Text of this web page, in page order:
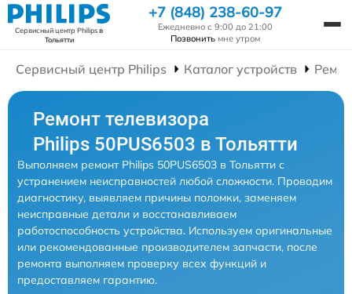
Сервисный центр Philipsв
Тольятти
+7 (848) 238-60-97
Ежедневно с 9:00 до 21:00
Позвонить мне утром
Сервисный центр Philips Каталог устройств
Ремонт телевизора
Philips 50PUS6503 в Тольятти
Выполняем ремонт Philips 50PUS6503 в Тольятти с
устранением неисправностей любой сложности. Проводим
диагностику, выявляем причины поломки, заменяем
неисправные детали и восстанавливаем
работоспособность устройства. Используем оригинальные
или рекомендованные производителем запчасти, после
ремонта выполняем проверку всех функций и
предоставляем гарантию.